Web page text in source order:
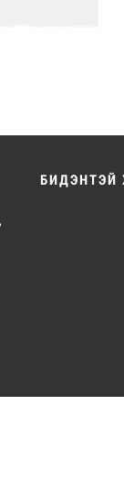
БИДЭНТЭЙ